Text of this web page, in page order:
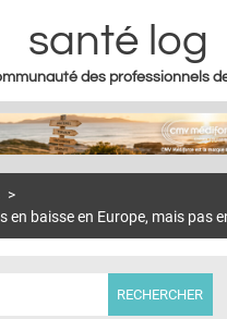
Jump to navigation
santé log
des professionnels
SOIN À DOMICILE
>
en baisse en Europe, mais pas